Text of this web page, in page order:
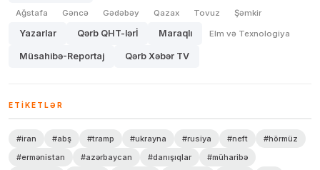
Ağstafa Gəncə Gədəbəy Qazax Tovuz Şəmkir
Yazarlar Qərb QHT-lərİ Maraqlı Elm və Texnologiya
Müsahibə-Reportaj Qərb Xəbər TV
ETIKETLƏR
#iran #abş #tramp #ukrayna #rusiya #neft
#hörmüz
#ermənistan
#azərbaycan #danışıqlar
#müharibə